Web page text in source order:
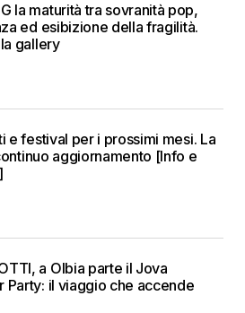
la maturità tra sovranità pop,
ed esibizione della fragilità.
gallery
e festival per i prossimi mesi. La
aggiornamento [Info e
a Olbia parte il Jova
Party: il viaggio che accende